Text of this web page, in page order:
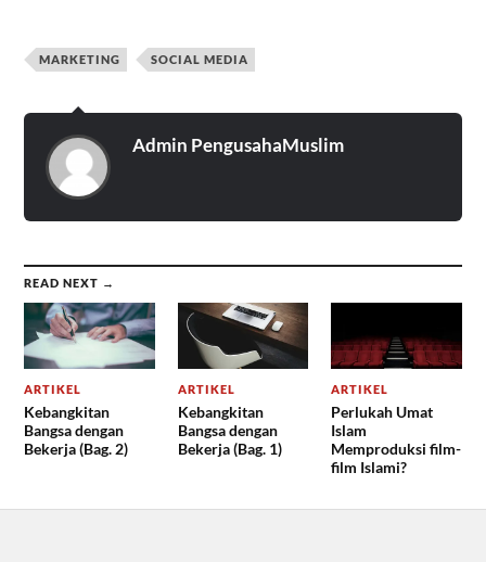
MARKETING SOCIAL MEDIA
Admin PengusahaMuslim
READ NEXT →
ARTIKEL
Kebangkitan
Bangsa dengan
Bekerja (Bag. 2)
ARTIKEL
Kebangkitan
Bangsa dengan
Bekerja (Bag. 1)
ARTIKEL
Perlukah Umat
Islam
Memproduksi film-
film Islami?